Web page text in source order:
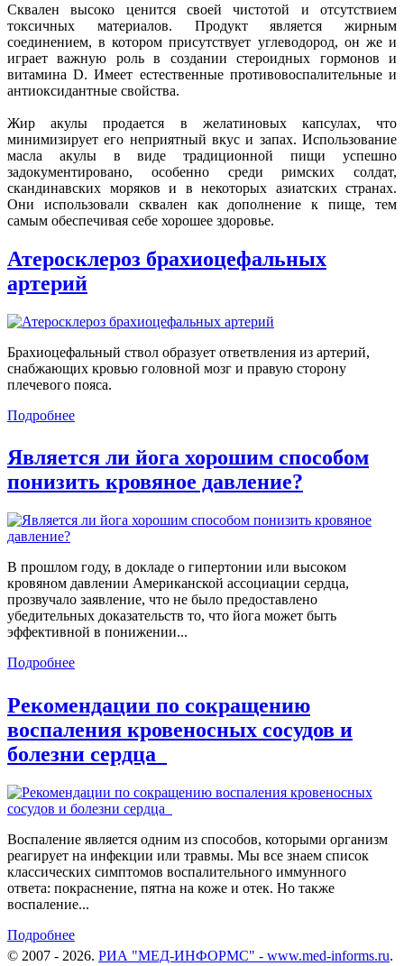
Сквален высоко ценится своей чистотой и отсутствием
токсичных материалов. Продукт является жирным
соединением, в котором присутствует углеводород, он же и
играет важную роль в создании стероидных гормонов и
витамина D. Имеет естественные противовоспалительные и
антиоксидантные свойства.
Жир акулы продается в желатиновых капсулах, что
минимизирует его неприятный вкус и запах. Использование
масла акулы в виде традиционной пищи успешно
задокументировано, особенно среди римских солдат,
скандинавских моряков и в некоторых азиатских странах.
Они использовали сквален как дополнение к пище, тем
самым обеспечивая себе хорошее здоровье.
Атеросклероз брахиоцефальных
артерий
Брахиоцефальный ствол образует ответвления из артерий,
снабжающих кровью головной мозг и правую сторону
плечевого пояса.
Подробнее
Является ли йога хорошим способом
понизить кровяное давление?
В прошлом году, в докладе о гипертонии или высоком
кровяном давлении Американской ассоциации сердца,
прозвучало заявление, что не было предоставлено
убедительных доказательств то, что йога может быть
эффективной в понижении...
Подробнее
Рекомендации по сокращению
воспаления кровеносных сосудов и
болезни сердца
Воспаление является одним из способов, которыми организм
реагирует на инфекции или травмы. Мы все знаем список
классических симптомов воспалительного иммунного
ответа: покраснение, пятна на коже и отек. Но также
воспаление...
Подробнее
© 2007 - 2026. РИА "МЕД-ИНФОРМС" - www.med-informs.ru.